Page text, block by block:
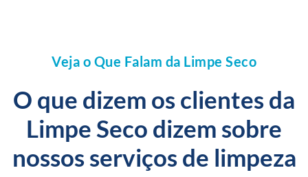
Veja o Que Falam da Limpe Seco
O que dizem os clientes da
Limpe Seco dizem sobre
nossos serviços de limpeza